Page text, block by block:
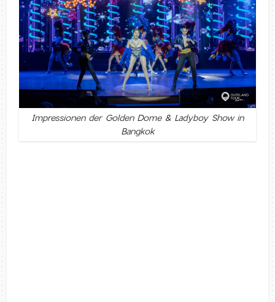
Impressionen der Golden Dome & Ladyboy Show in
Bangkok